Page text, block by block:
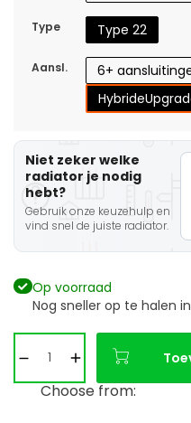
Type Type 22
Aansl.
6+
Hybride
Niet zeker welke
radiator je nodig
hebt?
Gebruik onze keuzehulp en
vind snel de juiste radiator.
Op voorraad
Nog sneller op te halen in
Choose from: